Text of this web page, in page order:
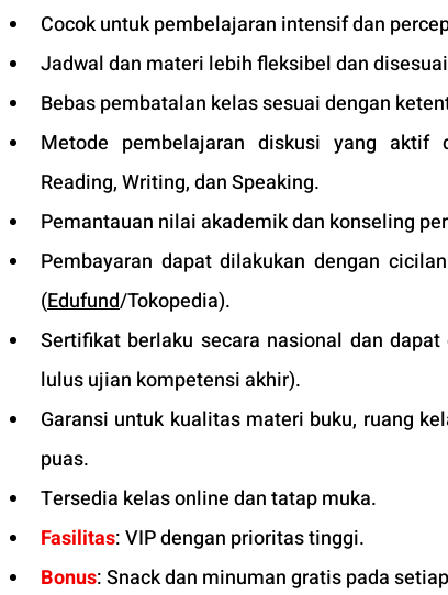
Cocok untuk pembelajaran intensif dan
Jadwal dan materi lebih fleksibel dan
Bebas pembatalan kelas sesuai dengan
Metode pembelajaran diskusi yang aktif
Reading, Writing, dan Speaking.
Pemantauan nilai akademik dan konseling
Pembayaran dapat dilakukan dengan
(Edufund/Tokopedia).
Sertifikat berlaku secara nasional dan
lulus ujian kompetensi akhir).
Garansi untuk kualitas materi buku, ruang
puas.
Tersedia kelas online dan tatap muka.
Fasilitas: VIP dengan prioritas tinggi.
Bonus: Snack dan minuman gratis pada